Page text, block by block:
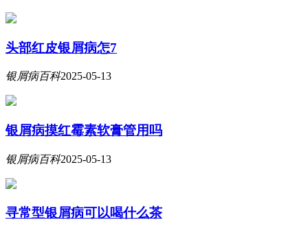
头部红皮银屑病怎7
银屑病百科2025-05-13
银屑病摸红霉素软膏管用吗
银屑病百科2025-05-13
寻常型银屑病可以喝什么茶